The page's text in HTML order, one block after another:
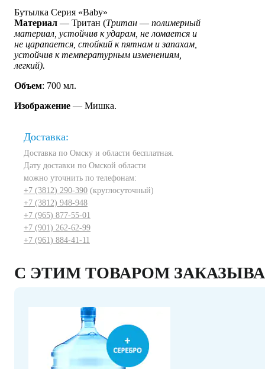
Бутылка Серия «Baby»
Материал — Тритан (Тритан — полимерный
материал, устойчив к ударам, не ломается и
не царапается, стойкий к пятнам и запахам,
устойчив к температурным изменениям,
легкий).
Объем: 700 мл.
Изображение — Мишка.
Доставка:
Доставка по Омску и области бесплатная.
Дату доставки по Омской области
можно уточнить по телефонам:
+7 (3812) 290-390 (круглосуточный)
+7 (3812) 948-948
+7 (965) 877-55-01
+7 (901) 262-62-99
+7 (961) 884-41-11
С ЭТИМ ТОВАРОМ